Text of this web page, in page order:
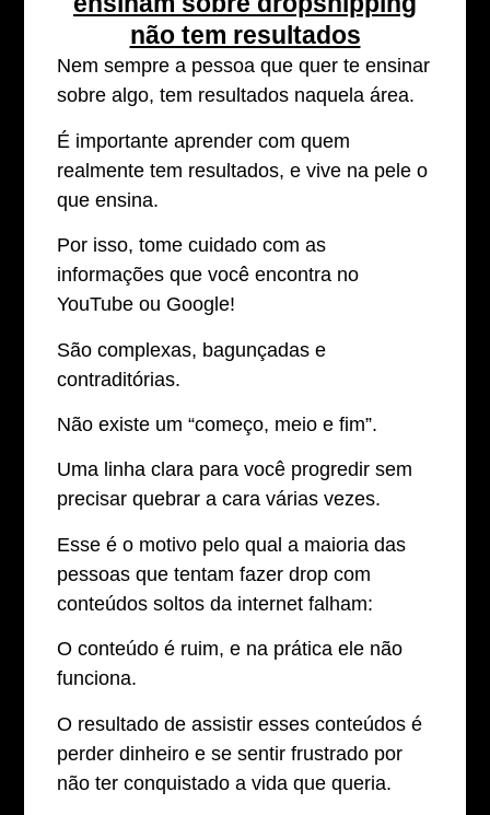
não tem resultados
Nem sempre a pessoa que quer te ensinar
sobre algo, tem resultados naquela área.
É importante aprender com quem
realmente tem resultados, e vive na pele o
que ensina.
Por isso, tome cuidado com as
informações que você encontra no
YouTube ou Google!
São complexas, bagunçadas e
contraditórias.
Não existe um “começo, meio e fim”.
Uma linha clara para você progredir sem
precisar quebrar a cara várias vezes.
Esse é o motivo pelo qual a maioria das
pessoas que tentam fazer drop com
conteúdos soltos da internet falham:
O conteúdo é ruim, e na prática ele não
funciona.
O resultado de assistir esses conteúdos é
perder dinheiro e se sentir frustrado por
não ter conquistado a vida que queria.